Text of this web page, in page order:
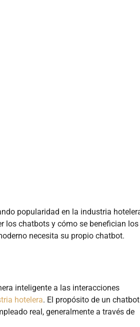
popularidad en la industria
los chatbots y cómo se benefician los
necesita su propio chatbot.
inteligente a las interacciones
hotelera. El propósito de un chatbot
real, generalmente a través de